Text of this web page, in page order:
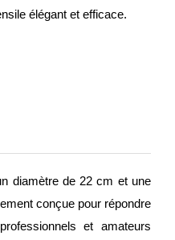
élégant et efficace.
diamètre de 22 cm et une
conçue pour répondre
et amateurs